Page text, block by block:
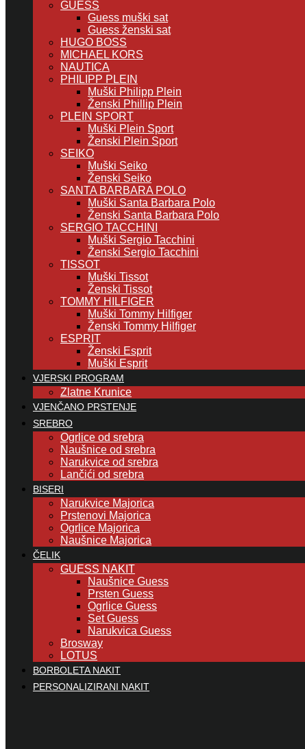
GUESS
Guess muški sat
Guess ženski sat
HUGO BOSS
MICHAEL KORS
NAUTICA
PHILIPP PLEIN
Muški Philipp Plein
Ženski Phillip Plein
PLEIN SPORT
Muški Plein Sport
Ženski Plein Sport
SEIKO
Muški Seiko
Ženski Seiko
SANTA BARBARA POLO
Muški Santa Barbara Polo
Ženski Santa Barbara Polo
SERGIO TACCHINI
Muški Sergio Tacchini
Ženski Sergio Tacchini
TISSOT
Muški Tissot
Ženski Tissot
TOMMY HILFIGER
Muški Tommy Hilfiger
Ženski Tommy Hilfiger
ESPRIT
Ženski Esprit
Muški Esprit
VJERSKI PROGRAM
Zlatne Krunice
VJENČANO PRSTENJE
SREBRO
Ogrlice od srebra
Naušnice od srebra
Narukvice od srebra
Lančići od srebra
BISERI
Narukvice Majorica
Prstenovi Majorica
Ogrlice Majorica
Naušnice Majorica
ČELIK
GUESS NAKIT
Naušnice Guess
Prsten Guess
Ogrlice Guess
Set Guess
Narukvica Guess
Brosway
LOTUS
BORBOLETA NAKIT
PERSONALIZIRANI NAKIT